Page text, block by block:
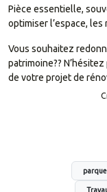
Pièce essentielle,
optimiser l’espace,
Vous souhaitez
patrimoine??
de votre projet de